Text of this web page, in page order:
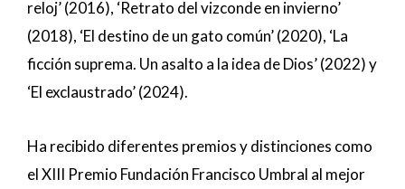
reloj’ (2016), ‘Retrato del vizconde en invierno’
(2018), ‘El destino de un gato común’ (2020), ‘La
ficción suprema. Un asalto a la idea de Dios’ (2022) y
‘El exclaustrado’ (2024).
Ha recibido diferentes premios y distinciones como
el XIII Premio Fundación Francisco Umbral al mejor